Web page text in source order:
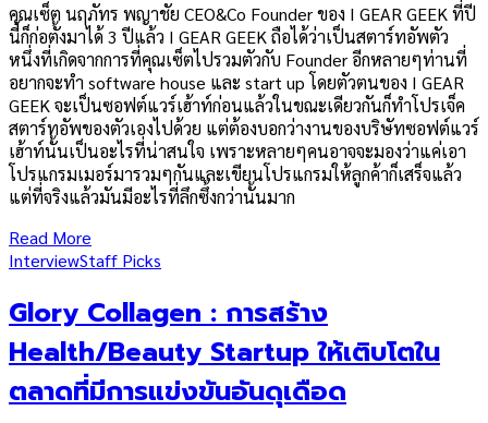
คุณเซ็ต นฤภัทร พญาชัย CEO&Co Founder ของ I GEAR GEEK ที่ปี
นี้ก็ก่อตั้งมาได้ 3 ปีแล้ว I GEAR GEEK ถือได้ว่าเป็นสตาร์ทอัพตัว
หนึ่งที่เกิดจากการที่คุณเซ็ตไปรวมตัวกับ Founder อีกหลายๆท่านที่
อยากจะทำ software house และ start up โดยตัวตนของ I GEAR
GEEK จะเป็นซอฟต์แวร์เฮ้าท์ก่อนแล้วในขณะเดียวกันก็ทำโปรเจ็ค
สตาร์ทอัพของตัวเองไปด้วย แต่ต้องบอกว่างานของบริษัทซอฟต์แวร์
เฮ้าท์นั้นเป็นอะไรที่น่าสนใจ เพราะหลายๆคนอาจจะมองว่าแค่เอา
โปรแกรมเมอร์มารวมๆกันและเขียนโปรแกรมให้ลูกค้าก็เสร็จแล้ว
แต่ที่จริงแล้วมันมีอะไรที่ลึกซึ้งกว่านั้นมาก
Read More
InterviewStaff Picks
Glory Collagen : การสร้าง
Health/Beauty Startup ให้เติบโตใน
ตลาดที่มีการแข่งขันอันดุเดือด